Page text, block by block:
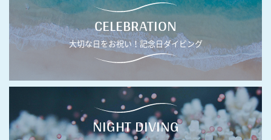
CELEBRATION
大切な日をお祝い！記念日ダイビング
NIGHT DIVING